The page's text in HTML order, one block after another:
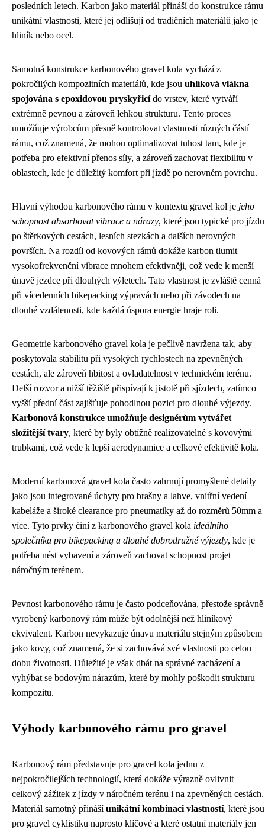
posledních letech. Karbon jako materiál přináší do konstrukce rámu
unikátní vlastnosti, které jej odlišují od tradičních materiálů jako je
hliník nebo ocel.
Samotná konstrukce karbonového gravel kola vychází z
pokročilých kompozitních materiálů, kde jsou uhlíková vlákna
spojována s epoxidovou pryskyřicído vrstev, které vytváří
extrémně pevnou a zároveň lehkou strukturu. Tento proces
umožňuje výrobcům přesně kontrolovat vlastnosti různých částí
rámu, což znamená, že mohou optimalizovat tuhost tam, kde je
potřeba pro efektivní přenos síly, a zároveň zachovat flexibilitu v
oblastech, kde je důležitý komfort při jízdě po nerovném povrchu.
Hlavní výhodou karbonového rámu v kontextu gravel kol je jeho
schopnost absorbovat vibrace a nárazy, které jsou typické pro jízdu
po štěrkových cestách, lesních stezkách a dalších nerovných
površích. Na rozdíl od kovových rámů dokáže karbon tlumit
vysokofrekvenční vibrace mnohem efektivněji, což vede k menší
únavě jezdce při dlouhých výletech. Tato vlastnost je zvláště cenná
při vícedenních bikepacking výpravách nebo při závodech na
dlouhé vzdálenosti, kde každá úspora energie hraje roli.
Geometrie karbonového gravel kola je pečlivě navržena tak, aby
poskytovala stabilitu při vysokých rychlostech na zpevněných
cestách, ale zároveň hbitost a ovladatelnost v technickém terénu.
Delší rozvor a nižší těžiště přispívají k jistotě při sjízdech, zatímco
vyšší přední část zajišťuje pohodlnou pozici pro dlouhé výjezdy.
Karbonová konstrukce umožňuje designérům vytvářet
složitější tvary, které by byly obtížně realizovatelné s kovovými
trubkami, což vede k lepší aerodynamice a celkové efektivitě kola.
Moderní karbonová gravel kola často zahrnují promyšlené detaily
jako jsou integrované úchyty pro brašny a lahve, vnitřní vedení
kabeláže a široké clearance pro pneumatiky až do rozměrů 50mm a
více. Tyto prvky činí z karbonového gravel kola ideálního
společníka pro bikepacking a dlouhé dobrodružné výjezdy, kde je
potřeba nést vybavení a zároveň zachovat schopnost projet
náročným terénem.
Pevnost karbonového rámu je často podceňována, přestože správně
vyrobený karbonový rám může být odolnější než hliníkový
ekvivalent. Karbon nevykazuje únavu materiálu stejným způsobem
jako kovy, což znamená, že si zachovává své vlastnosti po celou
dobu životnosti. Důležité je však dbát na správné zacházení a
vyhýbat se bodovým nárazům, které by mohly poškodit strukturu
kompozitu.
Výhody karbonového rámu pro gravel
Karbonový rám představuje pro gravel kola jednu z
nejpokročilejších technologií, která dokáže výrazně ovlivnit
celkový zážitek z jízdy v náročném terénu i na zpevněných cestách.
Materiál samotný přinášíunikátní kombinaci vlastností, které jsou
pro gravel cyklistiku naprosto klíčové a které ostatní materiály jen